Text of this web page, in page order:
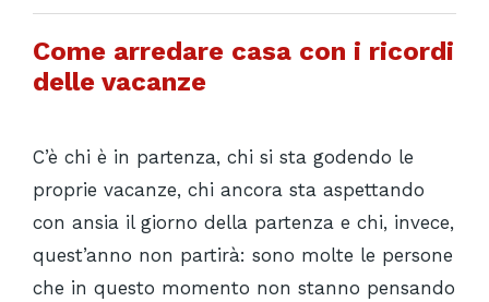
Come arredare casa con i ricordi
delle vacanze
C’è chi è in partenza, chi si sta godendo le
proprie vacanze, chi ancora sta aspettando
con ansia il giorno della partenza e chi, invece,
quest’anno non partirà: sono molte le persone
che in questo momento non stanno pensando